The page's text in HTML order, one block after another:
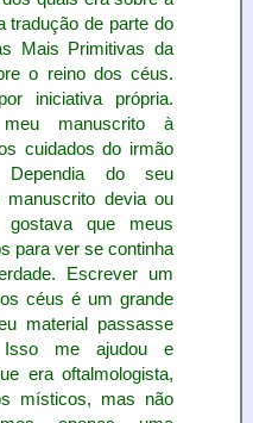
tradução de parte do
Mais Primitivas da
o reino dos céus.
iniciativa própria.
meu manuscrito à
cuidados do irmão
do seu
devia ou
que meus
para ver se continha
Escrever um
céus é um grande
material passasse
Isso me ajudou e
era oftalmologista,
místicos, mas não